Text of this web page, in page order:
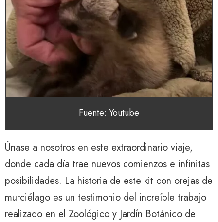
Fuente: Youtube
Únase a nosotros en este extraordinario viaje,
donde cada día trae nuevos comienzos e infinitas
posibilidades. La historia de este kit con orejas de
murciélago es un testimonio del increíble trabajo
realizado en el Zoológico y Jardín Botánico de